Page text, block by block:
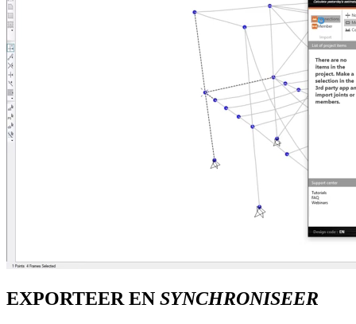
EXPORTEER EN SYNCHRONISEER